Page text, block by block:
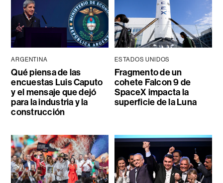
ARGENTINA
Qué piensa de las
encuestas Luis Caputo
y el mensaje que dejó
para la industria y la
construcción
ESTADOS UNIDOS
Fragmento de un
cohete Falcon 9 de
SpaceX impacta la
superficie de la Luna